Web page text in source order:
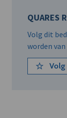
QUARES
Volg dit
worden
Volg